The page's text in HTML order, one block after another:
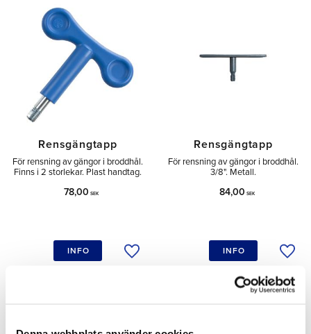
Rensgängtapp
För rensning av gängor i broddhål.
Finns i 2 storlekar. Plast handtag.
78,00 SEK
Lägg till i önskelista
INFO
Rensgängtapp
För rensning av gängor i broddhål.
3/8". Metall.
84,00 SEK
INFO